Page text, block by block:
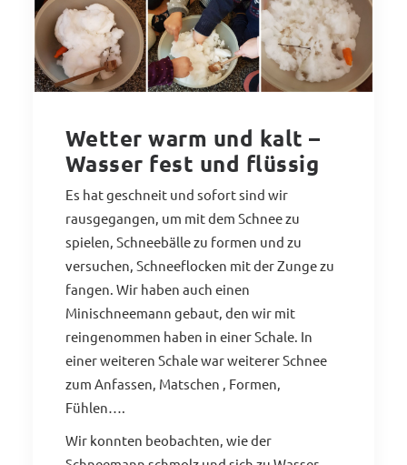
Wetter warm und kalt –
Wasser fest und flüssig
Es hat geschneit und sofort sind wir
rausgegangen, um mit dem Schnee zu
spielen, Schneebälle zu formen und zu
versuchen, Schneeflocken mit der Zunge zu
fangen. Wir haben auch einen
Minischneemann gebaut, den wir mit
reingenommen haben in einer Schale. In
einer weiteren Schale war weiterer Schnee
zum Anfassen, Matschen , Formen,
Fühlen….
Wir konnten beobachten, wie der